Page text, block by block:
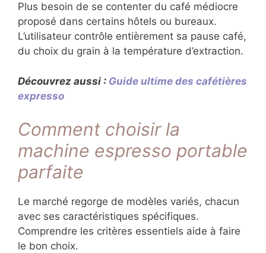
Plus besoin de se contenter du café médiocre
proposé dans certains hôtels ou bureaux.
L’utilisateur contrôle entièrement sa pause café,
du choix du grain à la température d’extraction.
Découvrez aussi : Guide ultime des cafétières
expresso
Comment choisir la
machine espresso portable
parfaite
Le marché regorge de modèles variés, chacun
avec ses caractéristiques spécifiques.
Comprendre les critères essentiels aide à faire
le bon choix.